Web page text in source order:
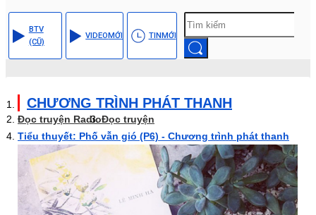
BTV
(CŨ)
VIDEOMỚI TINMỚI
CHƯƠNG TRÌNH PHÁT THANH
Đọc truyện RadioĐọc truyện
Tiểu thuyết: Phố vẫn gió (P6) - Chương trình phát thanh